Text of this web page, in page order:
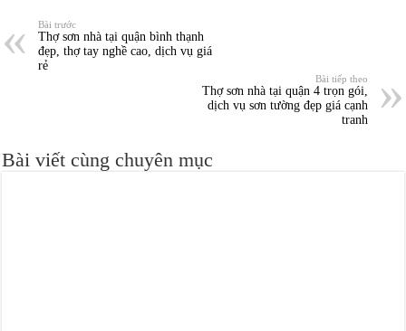
Bài trước
Thợ sơn nhà tại quận bình thạnh
đẹp, thợ tay nghề cao, dịch vụ giá
rẻ
Bài tiếp theo
Thợ sơn nhà tại quận 4 trọn gói,
dịch vụ sơn tường đẹp giá cạnh
tranh
Bài viết cùng chuyên mục